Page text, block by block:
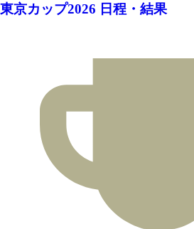
東京カップ2026 日程・結果